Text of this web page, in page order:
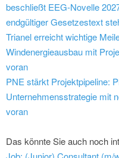
beschließt EEG-Novelle
endgültiger Gesetzestext
Trianel erreicht wichtige
Windenergieausbau mit
voran
PNE stärkt Projektpipeline:
Unternehmensstrategie mit
voran
Das könnte Sie auch noch